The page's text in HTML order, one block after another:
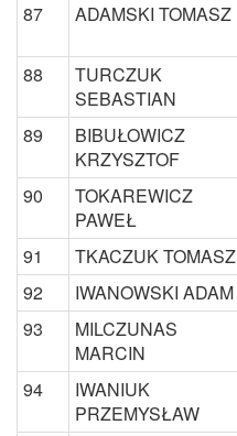
87 ADAMSKI TOMASZ
88
TURCZUK
SEBASTIAN
89
BIBUŁOWICZ
KRZYSZTOF
90
TOKAREWICZ
PAWEŁ
91 TKACZUK TOMASZ
92
IWANOWSKI ADAM
93
MILCZUNAS
MARCIN
94
IWANIUK
PRZEMYSŁAW